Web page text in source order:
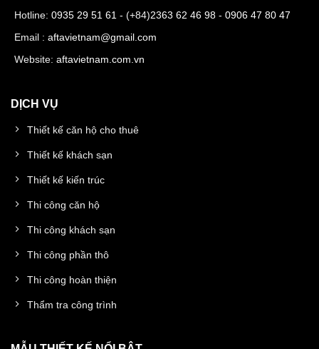
Hotline: 0935 29 51 61 - (+84)2363 62 46 98 - 0906 47 80 47
Email : aftavietnam@gmail.com
Website: aftavietnam.com.vn
DỊCH VỤ
Thiết kế căn hộ cho thuê
Thiết kế khách sạn
Thiết kế kiến trúc
Thi công căn hộ
Thi công khách sạn
Thi công phần thô
Thi công hoàn thiện
Thẩm tra công trình